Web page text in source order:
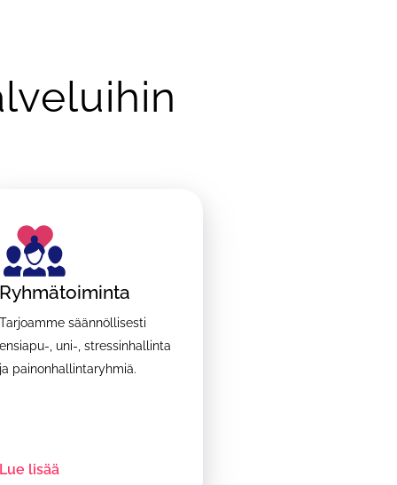
Ryhmätoiminta
Tarjoamme säännöllisesti
ensiapu-, uni-, stressinhallinta
ja painonhallintaryhmiä.
Lue lisää